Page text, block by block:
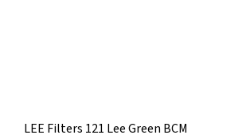
LEE Filters 121 Lee Green BCM